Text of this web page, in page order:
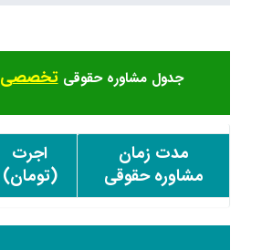
جدول مشاوره حقوقیتخصصی
مدت زمان
مشاوره حقوقی
اجرت
(تومان)